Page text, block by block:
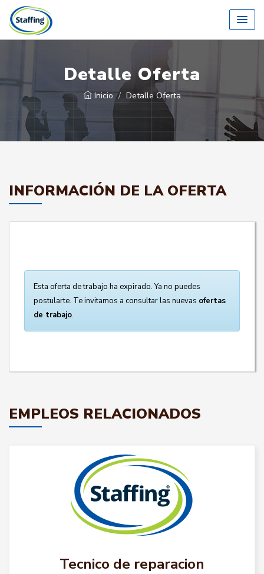
Detalle Oferta
Inicio Detalle Oferta
INFORMACIÓN DE LA OFERTA
Esta oferta de trabajo ha expirado. Ya no puedes
postularte. Te invitamos a consultar las nuevas ofertas
de trabajo.
EMPLEOS RELACIONADOS
Tecnico de reparacion